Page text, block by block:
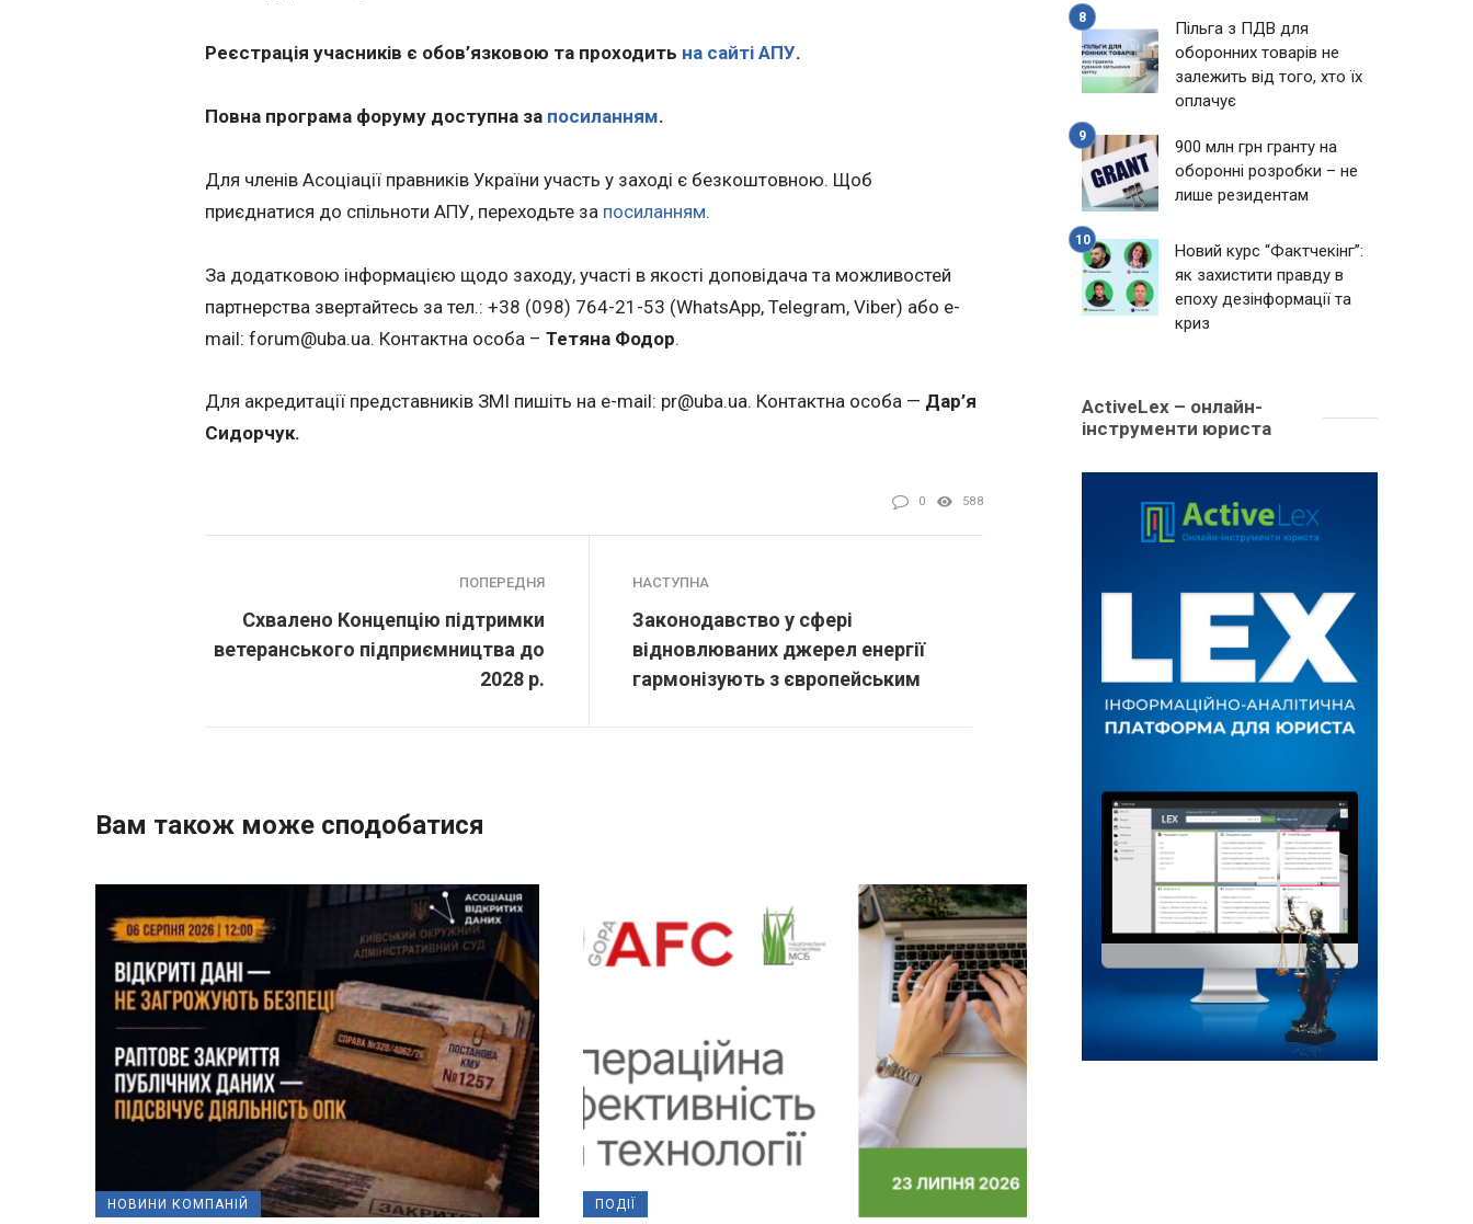
Реєстрація учасників є обов’язковою та проходить на сайті АПУ.
Повна програма форуму доступна за посиланням.
Для членів Асоціації правників України участь у заході є безкоштовною. Щоб
приєднатися до спільноти АПУ, переходьте за посиланням.
За додатковою інформацією щодо заходу, участі в якості доповідача та можливостей
партнерства звертайтесь за тел.: +38 (098) 764-21-53 (WhatsApp, Telegram, Viber) або e-
mail: forum@uba.ua. Контактна особа – Тетяна Фодор.
Для акредитації представників ЗМІ пишіть на e-mail: pr@uba.ua. Контактна особа — Дар’я
Сидорчук.
0 588
ПОПЕРЕДНЯ
Схвалено Концепцію підтримки
ветеранського підприємництва до
2028 р.
НАСТУПНА
Законодавство у сфері
відновлюваних джерел енергії
гармонізують з європейським
Вам також може сподобатися
НОВИНИ КОМПАНІЙ ПОДІЇ
Пільга з ПДВ для
оборонних товарів не
залежить від того, хто їх
оплачує
900 млн грн гранту на
оборонні розробки – не
лише резидентам
Новий курс “Фактчекінг”:
як захистити правду в
епоху дезінформації та
криз
ActiveLex – онлайн-
інструменти юриста